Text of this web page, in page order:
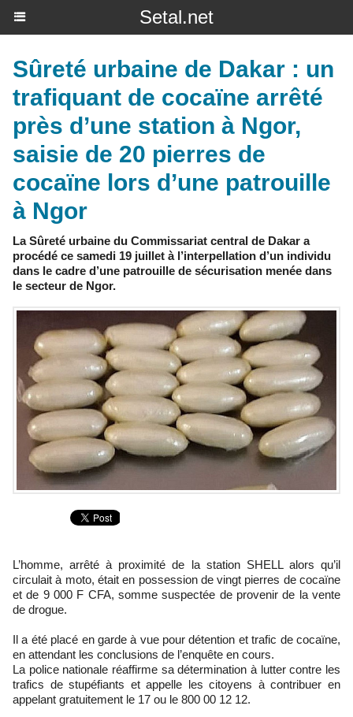
Setal.net
Sûreté urbaine de Dakar : un
trafiquant de cocaïne arrêté
près d’une station à Ngor,
saisie de 20 pierres de
cocaïne lors d’une patrouille
à Ngor
La Sûreté urbaine du Commissariat central de Dakar a
procédé ce samedi 19 juillet à l’interpellation d’un individu
dans le cadre d’une patrouille de sécurisation menée dans
le secteur de Ngor.
L’homme, arrêté à proximité de la station SHELL alors qu’il
circulait à moto, était en possession de vingt pierres de cocaïne
et de 9 000 F CFA, somme suspectée de provenir de la vente
de drogue.
Il a été placé en garde à vue pour détention et trafic de cocaïne,
en attendant les conclusions de l’enquête en cours.
La police nationale réaffirme sa détermination à lutter contre les
trafics de stupéfiants et appelle les citoyens à contribuer en
appelant gratuitement le 17 ou le 800 00 12 12.